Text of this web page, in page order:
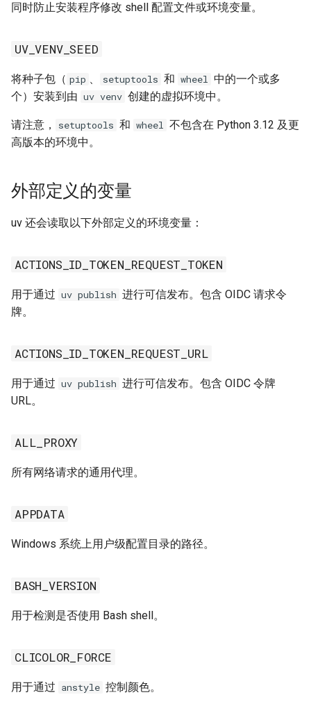
同时防止安装程序修改 shell 配置文件或环境变量。
UV_VENV_SEED
将种子包（ pip 、 setuptools 和 wheel 中的一个或多
个）安装到由 uv venv 创建的虚拟环境中。
请注意， setuptools 和 wheel 不包含在 Python 3.12 及更
高版本的环境中。
外部定义的变量
uv 还会读取以下外部定义的环境变量：
ACTIONS_ID_TOKEN_REQUEST_TOKEN
用于通过 uv publish 进行可信发布。包含 OIDC 请求令
牌。
ACTIONS_ID_TOKEN_REQUEST_URL
用于通过 uv publish 进行可信发布。包含 OIDC 令牌
URL。
ALL_PROXY
所有网络请求的通用代理。
APPDATA
Windows 系统上用户级配置目录的路径。
BASH_VERSION
用于检测是否使用 Bash shell。
CLICOLOR_FORCE
用于通过 anstyle 控制颜色。